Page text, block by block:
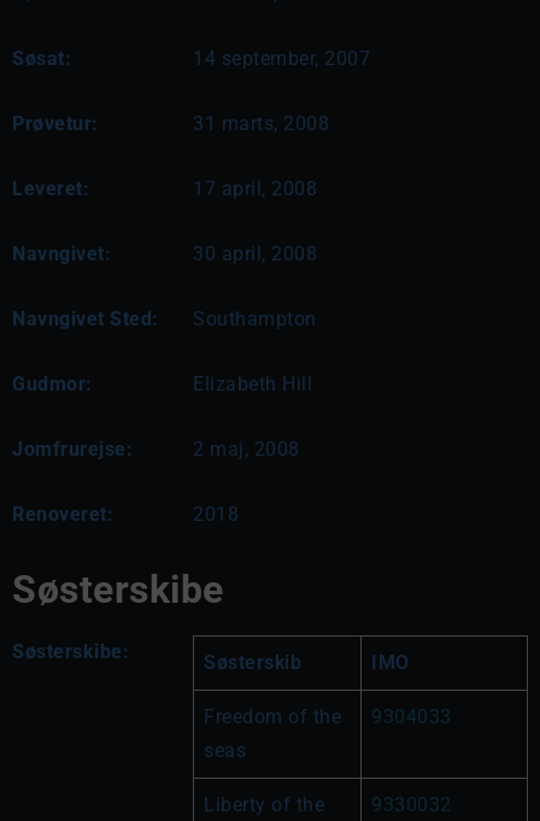
Søsat: 14 september, 2007
Prøvetur: 31 marts, 2008
Leveret: 17 april, 2008
Navngivet: 30 april, 2008
Navngivet Sted: Southampton
Gudmor: Elizabeth Hill
Jomfrurejse: 2 maj, 2008
Renoveret: 2018
Søsterskibe
Søsterskibe: Søsterskib IMO
Freedom of the
seas
9304033
Liberty of the
9330032